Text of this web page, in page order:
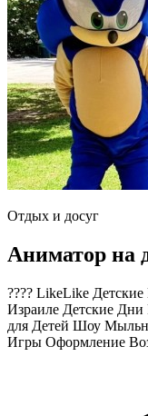
Отдых и досуг
Аниматор на
???? LikeLike
Израиле Детские
для Детей Шоу
Игры Оформление